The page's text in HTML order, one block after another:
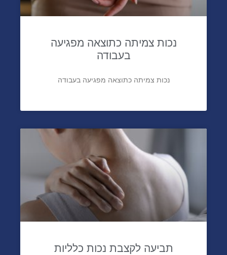
נכות צמיתה כתוצאה מפגיעה
בעבודה
נכות צמיתה כתוצאה מפגיעה בעבודה
תביעה לקצבת נכות כלליות